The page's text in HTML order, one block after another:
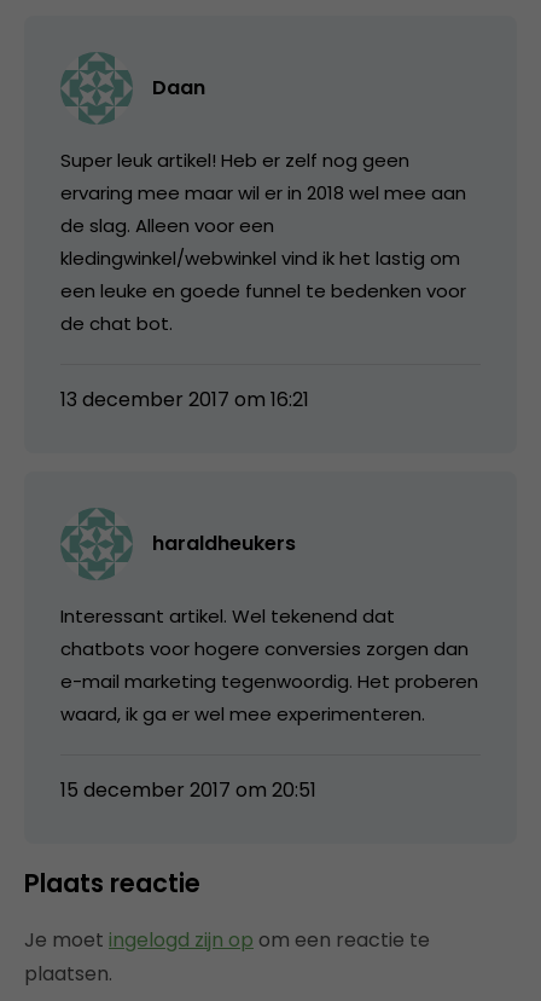
Daan
Super leuk artikel! Heb er zelf nog geen
ervaring mee maar wil er in 2018 wel mee aan
de slag. Alleen voor een
kledingwinkel/webwinkel vind ik het lastig om
een leuke en goede funnel te bedenken voor
de chat bot.
13 december 2017 om 16:21
haraldheukers
Interessant artikel. Wel tekenend dat
chatbots voor hogere conversies zorgen dan
e-mail marketing tegenwoordig. Het proberen
waard, ik ga er wel mee experimenteren.
15 december 2017 om 20:51
Plaats reactie
Je moet ingelogd zijn op om een reactie te
plaatsen.